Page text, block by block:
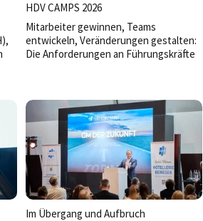
HDV CAMPS 2026
Mitarbeiter gewinnen, Teams
entwickeln, Veränderungen gestalten:
Die Anforderungen an Führungskräfte
ausmacht.
Im Übergang und Aufbruch